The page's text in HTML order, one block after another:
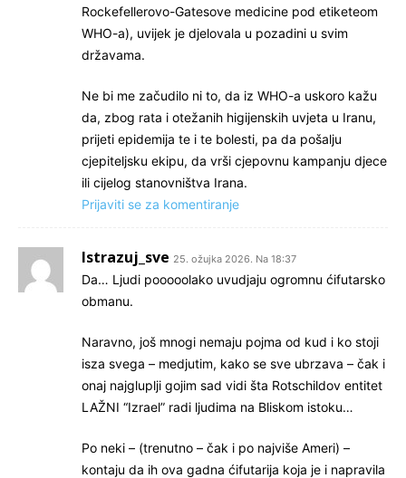
Rockefellerovo-Gatesove medicine pod etiketeom
WHO-a), uvijek je djelovala u pozadini u svim
državama.
Ne bi me začudilo ni to, da iz WHO-a uskoro kažu
da, zbog rata i otežanih higijenskih uvjeta u Iranu,
prijeti epidemija te i te bolesti, pa da pošalju
cjepiteljsku ekipu, da vrši cjepovnu kampanju djece
ili cijelog stanovništva Irana.
Prijaviti se za komentiranje
Istrazuj_sve 25. ožujka 2026. Na 18:37
Da… Ljudi pooooolako uvudjaju ogromnu ćifutarsko
obmanu.
Naravno, još mnogi nemaju pojma od kud i ko stoji
isza svega – medjutim, kako se sve ubrzava – čak i
onaj najgluplji gojim sad vidi šta Rotschildov entitet
LAŽNI “Izrael” radi ljudima na Bliskom istoku…
Po neki – (trenutno – čak i po najviše Ameri) –
kontaju da ih ova gadna ćifutarija koja je i napravila